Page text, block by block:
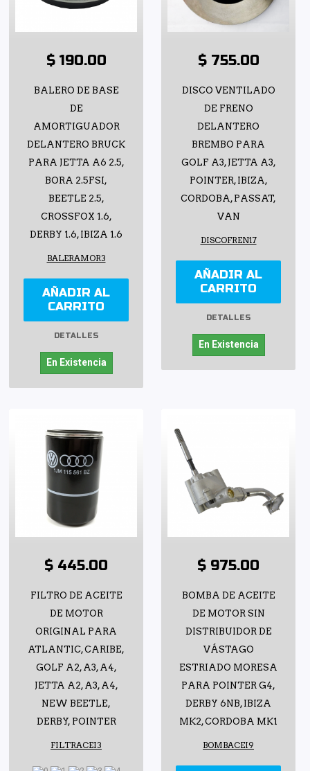
$ 190.00
BALERO DE BASE
DE
AMORTIGUADOR
DELANTERO BRUCK
PARA JETTA A6 2.5,
BORA 2.5FSI,
BEETLE 2.5,
CROSSFOX 1.6,
DERBY 1.6, IBIZA 1.6
BALERAMOR3
AÑADIR AL
CARRITO
DETALLES
En Existencia
$ 755.00
DISCO VENTILADO
DE FRENO
DELANTERO
BREMBO PARA
GOLF A3, JETTA A3,
POINTER, IBIZA,
CORDOBA, PASSAT,
VAN
DISCOFREN17
AÑADIR AL
CARRITO
DETALLES
En Existencia
$ 445.00
FILTRO DE ACEITE
DE MOTOR
ORIGINAL PARA
ATLANTIC, CARIBE,
GOLF A2, A3, A4,
JETTA A2, A3, A4,
NEW BEETLE,
DERBY, POINTER
FILTRACEI3
$ 975.00
BOMBA DE ACEITE
DE MOTOR SIN
DISTRIBUIDOR DE
VÁSTAGO
ESTRIADO MORESA
PARA POINTER G4,
DERBY 6NB, IBIZA
MK2, CORDOBA MK1
BOMBACEI9